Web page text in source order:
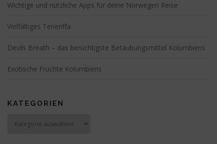
Wichtige und nützliche Apps für deine Norwegen Reise
Vielfältiges Teneriffa
Devils Breath – das berüchtigste Betäubungsmittel Kolumbiens
Exotische Früchte Kolumbiens
KATEGORIEN